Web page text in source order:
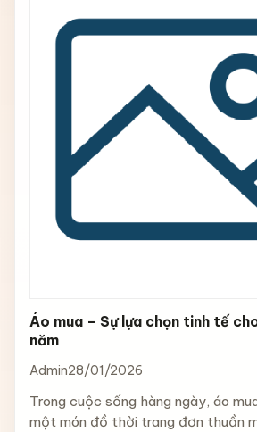
Áo mua – Sự lựa chọn tinh tế
năm
Admin28/01/2026
Trong cuộc sống hàng ngày, áo
một món đồ thời trang đơn thuần